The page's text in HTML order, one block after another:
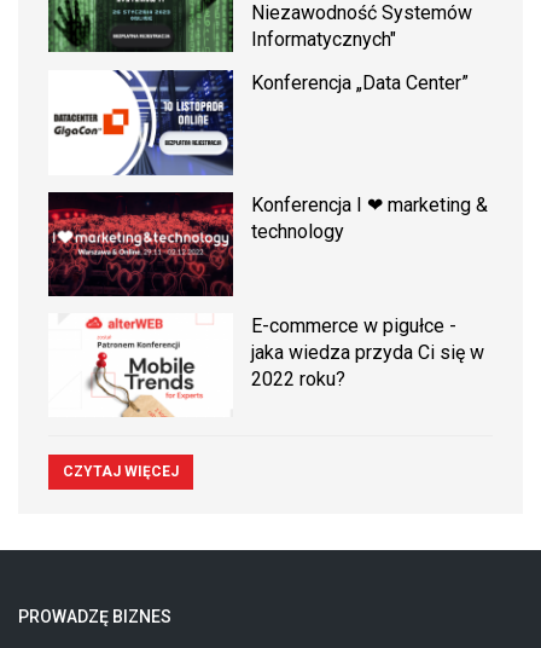
Niezawodność Systemów
Informatycznych"
Konferencja „Data Center”
Konferencja I ❤ marketing &
technology
E-commerce w pigułce -
jaka wiedza przyda Ci się w
2022 roku?
CZYTAJ WIĘCEJ
PROWADZĘ BIZNES